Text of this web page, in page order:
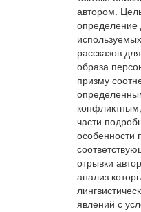
автором.
определение
рассказов
образа
призму
части
особенности
отрывки
анализ
явлений с